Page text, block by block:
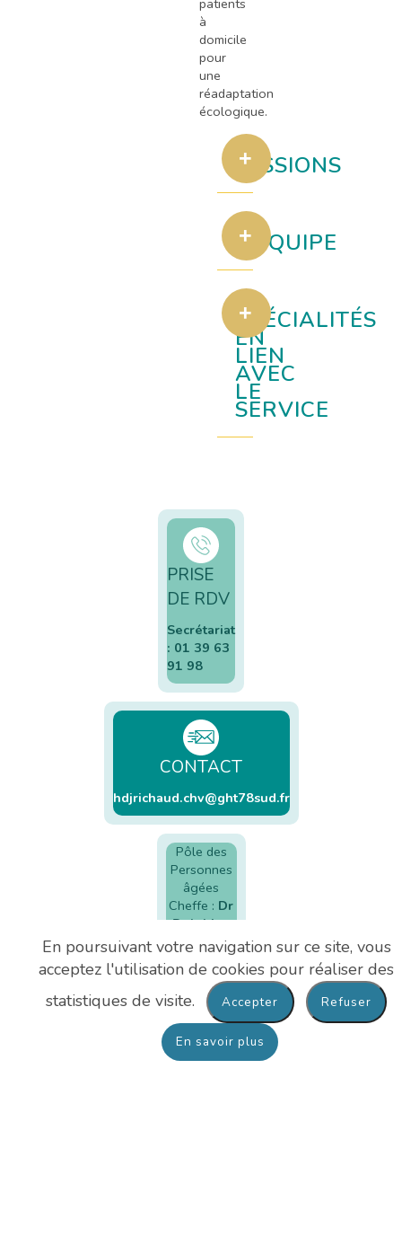
à
domicile
pour
une
réadaptation
écologique.
MISSIONS
L'ÉQUIPE
SPÉCIALITÉS
EN
LIEN
AVEC
LE
SERVICE
PRISE
DE RDV
Secrétariat
: 01 39 63
91 98
CONTACT
hdjrichaud.chv@ght78sud.fr
Pôle des
Personnes
âgées
Cheffe : Dr
Delphine
ROMAIN
Cadre de
santé
:Catherine
LUPIEN
administratif
:Anaïs
En poursuivant votre navigation sur ce site, vous
acceptez l'utilisation de cookies pour réaliser des
statistiques de visite.
En savoir plus